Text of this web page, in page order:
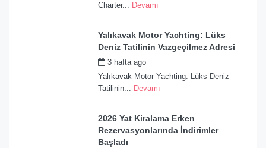
Charter... Devamı
Yalıkavak Motor Yachting: Lüks
Deniz Tatilinin Vazgeçilmez Adresi
3 hafta ago
Yalıkavak Motor Yachting: Lüks Deniz
Tatilinin... Devamı
2026 Yat Kiralama Erken
Rezervasyonlarında İndirimler
Başladı